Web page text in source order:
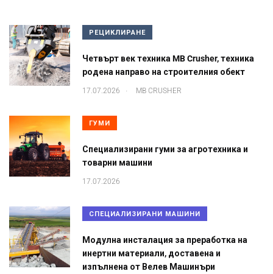
РЕЦИКЛИРАНЕ
Четвърт век техника MB Crusher, техника
родена направо на строителния обект
17.07.2026 . MB CRUSHER
ГУМИ
Специализирани гуми за агротехника и
товарни машини
17.07.2026
СПЕЦИАЛИЗИРАНИ МАШИНИ
Модулна инсталация за преработка на
инертни материали, доставена и
изпълнена от Велев Машинъри